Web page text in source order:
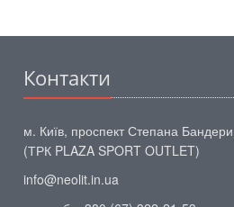
Контакти
м. Київ, проспект Степана
(ТРК PLAZA SPORT OUTLET)
info@neolit.in.ua